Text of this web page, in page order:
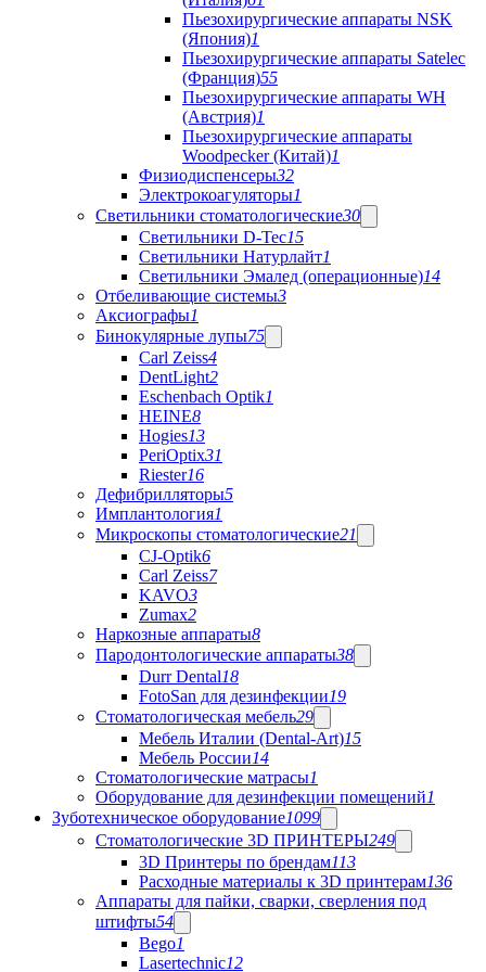
Пьезохирургические аппараты NSK
(Япония)1
Пьезохирургические аппараты Satelec
(Франция)55
Пьезохирургические аппараты WH
(Австрия)1
Пьезохирургические аппараты
Woodpecker (Китай)1
Физиодиспенсеры32
Электрокоагуляторы1
Светильники стоматологические30
Светильники D-Tec15
Светильники Натурлайт1
Светильники Эмалед (операционные)14
Отбеливающие системы3
Аксиографы1
Бинокулярные лупы75
Carl Zeiss4
DentLight2
Eschenbach Optik1
HEINE8
Hogies13
PeriOptix31
Riester16
Дефибрилляторы5
Имплантология1
Микроскопы стоматологические21
CJ-Optik6
Carl Zeiss7
KAVO3
Zumax2
Наркозные аппараты8
Пародонтологические аппараты38
Durr Dental18
FotoSan для дезинфекции19
Стоматологическая мебель29
Мебель Италии (Dental-Art)15
Мебель России14
Стоматологические матрасы1
Оборудование для дезинфекции помещений1
Зуботехническое оборудование1099
Стоматологические 3D ПРИНТЕРЫ249
3D Принтеры по брендам113
Расходные материалы к 3D принтерам136
Аппараты для пайки, сварки, сверления под
штифты54
Bego1
Lasertechnic12